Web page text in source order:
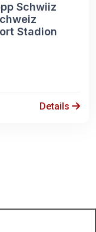
Schwiiz
Stadion
Details